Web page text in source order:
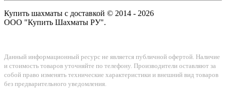
Купить шахматы с доставкой © 2014 - 2026
ООО "Купить Шахматы РУ".
Данный информационный ресурс не является публичной офертой. Наличие
и стоимость товаров уточняйте по телефону. Производители оставляют за
собой право изменять технические характеристики и внешний вид товаров
без предварительного уведомления.